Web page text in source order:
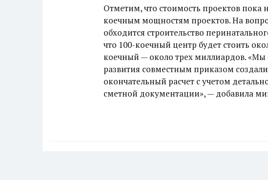
Отметим, что стоимость проектов пока
коечным мощностям проектов. На
обходится строительство
что 100-коечный центр будет стоить
коечный — около трех миллиардов. «Мы
развития совместным приказом
окончательный расчет с учетом
сметной документации», — добавила